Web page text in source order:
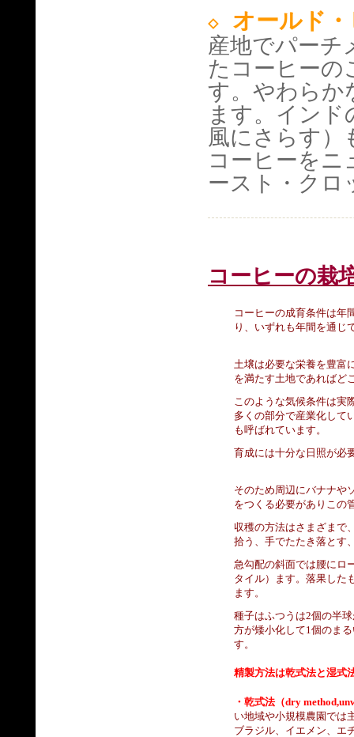
◇ オールド
産地でパーチ
たコーヒーの
す。やわらか
ます。イン
風にさらす）
コーヒーをニ
ースト・クロ
コーヒーの栽
コーヒーの成育条件は年
り、いずれも年間を通じ
土壌は必要な栄養を豊富
を満たす土地であればど
このような気候条件は実
多くの部分で産業化して
も呼ばれています。
育成には十分な日照が必
そのため周辺にバナナや
をつくる必要がありこの
収穫の方法はさまざまで
拾う、手でたたき落とす
急勾配の斜面では腰にロ
タイル）ます。落果した
ます。
種子はふつうは2個の半
方が矮小化して1個のま
す。
精製方法は乾式法と湿式
・乾式法（dry
い地域や小規模農園では
ブラジル、イエメン、エ